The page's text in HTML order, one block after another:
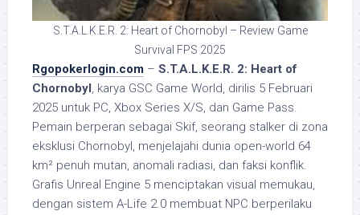
S.T.A.L.K.E.R. 2: Heart of Chornobyl – Review Game
Survival FPS 2025
Rgopokerlogin.com – S.T.A.L.K.E.R. 2: Heart of
Chornobyl, karya GSC Game World, dirilis 5 Februari
2025 untuk PC, Xbox Series X/S, dan Game Pass.
Pemain berperan sebagai Skif, seorang stalker di zona
eksklusi Chornobyl, menjelajahi dunia open-world 64
km² penuh mutan, anomali radiasi, dan faksi konflik.
Grafis Unreal Engine 5 menciptakan visual memukau,
dengan sistem A-Life 2.0 membuat NPC berperilaku